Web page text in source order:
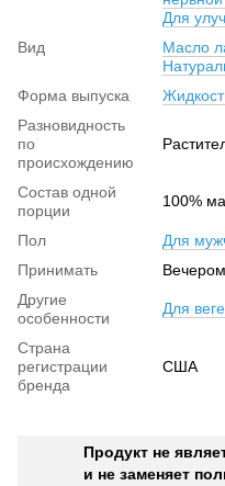
Для
Вид
Масло
Форма выпуска
Разновидность
по
происхождению
Состав одной
порции
100%
Пол Для
Принимать
Другие
особенности
Для
Страна
регистрации
бренда
США
Продукт не
и не заменяет